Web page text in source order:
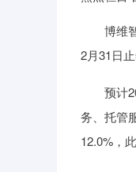
博维智
2月31日
预计
务、托管
12.0%，